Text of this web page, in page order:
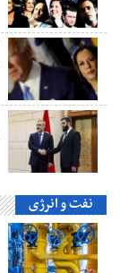
نفت و انرژی